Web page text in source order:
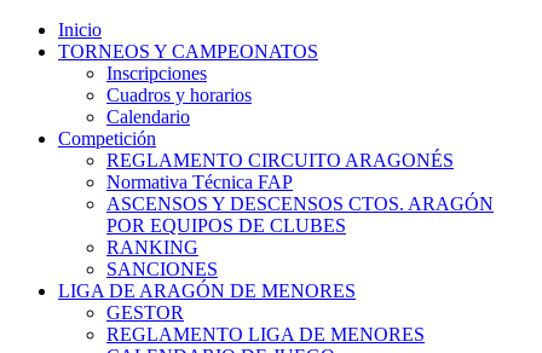
Inicio
TORNEOS Y CAMPEONATOS
Inscripciones
Cuadros y horarios
Calendario
Competición
REGLAMENTO CIRCUITO ARAGONÉS
Normativa Técnica FAP
ASCENSOS Y DESCENSOS CTOS. ARAGÓN
POR EQUIPOS DE CLUBES
RANKING
SANCIONES
LIGA DE ARAGÓN DE MENORES
GESTOR
REGLAMENTO LIGA DE MENORES